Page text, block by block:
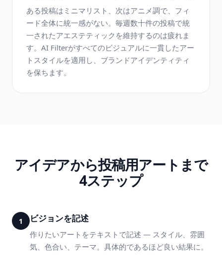
ある投稿はミニマリスト、次はアニメ調で、フィ
ード全体に統一感がない。毎週数十件の投稿で統
一されたアエステティックを維持するのは疲れま
す。AI Filterがすべてのビジュアルに一貫したアー
トスタイルを適用し、ブランドアイデンティティ
を保ちます。
アイデアから投稿用アートまで
4ステップ
1 ビジョンを記述
作りたいアートをテキストで記述 — スタイル、雰囲
気、色合い、テーマ。具体的であるほど良い結果に。